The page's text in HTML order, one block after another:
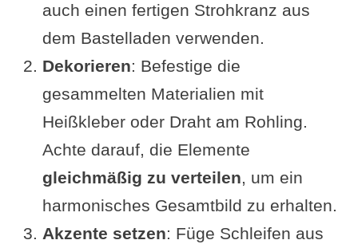
auch einen fertigen Strohkranz aus
dem Bastelladen verwenden.
Dekorieren: Befestige die
gesammelten Materialien mit
Heißkleber oder Draht am Rohling.
Achte darauf, die Elemente
gleichmäßig zu verteilen, um ein
harmonisches Gesamtbild zu erhalten.
Akzente setzen: Füge Schleifen aus